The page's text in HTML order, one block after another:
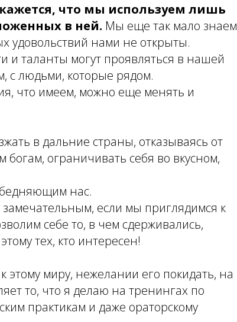
что мы используем лишь
в ней. Мы еще так мало знаем
удовольствий нами не открыты.
и таланты могут проявляться в нашей
с людьми, которые рядом.
что имеем, можно еще менять и
в дальние страны, отказываясь от
богам, ограничивать себя во вкусном,
нас.
если мы приглядимся к
себе то, в чем сдерживались,
тех, кто интересен!
миру, нежелании его покидать, на
то, что я делаю на тренингах по
практикам и даже ораторскому